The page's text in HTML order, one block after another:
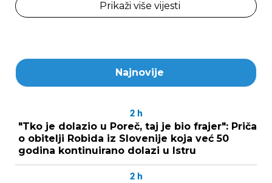
Prikaži više vijesti
Najnovije
2 h
"Tko je dolazio u Poreč, taj je bio frajer": Priča
o obitelji Robida iz Slovenije koja već 50
godina kontinuirano dolazi u Istru
2 h